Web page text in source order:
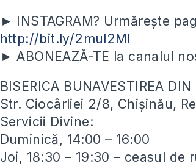
► INSTAGRAM? Urmărește
http://bit.ly/2mul2Ml
► ABONEAZĂ-TE la canalul
BISERICA BUNAVESTIREA
Str. Ciocârliei 2/8, Chișinău,
Servicii Divine:
Duminică, 14:00 – 16:00
Joi, 18:30 – 19:30 – ceasul de